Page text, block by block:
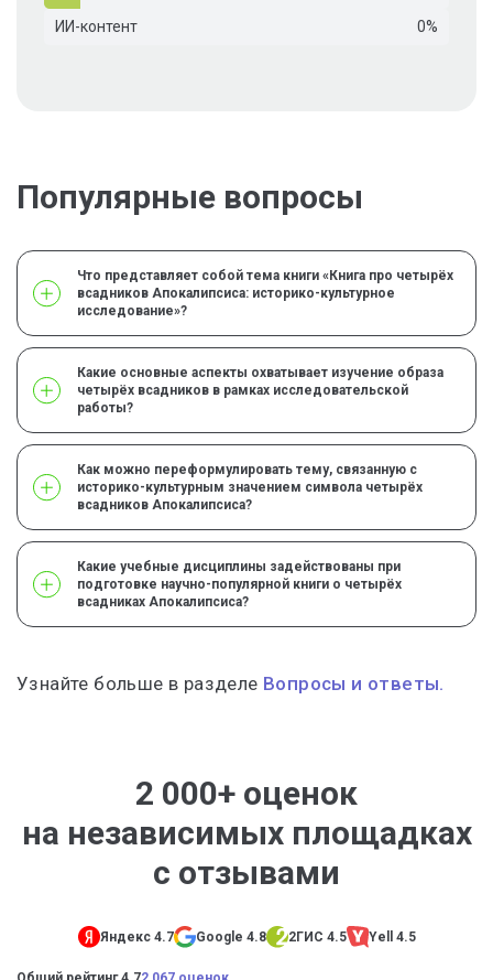
ИИ-контент 0%
Популярные вопросы
Что представляет собой тема книги «Книга про четырёх
всадников Апокалипсиса: историко-культурное
исследование»?
Какие основные аспекты охватывает изучение образа
четырёх всадников в рамках исследовательской
работы?
Как можно переформулировать тему, связанную с
историко-культурным значением символа четырёх
всадников Апокалипсиса?
Какие учебные дисциплины задействованы при
подготовке научно-популярной книги о четырёх
всадниках Апокалипсиса?
Узнайте больше в разделе Вопросы и ответы.
2 000+ оценок
на независимых площадках
с отзывами
Яндекс 4.7 Google 4.8 2ГИС 4.5 Yell 4.5